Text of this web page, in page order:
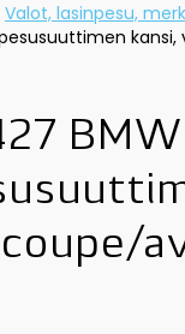
Valot, lasinpesu,
BMW